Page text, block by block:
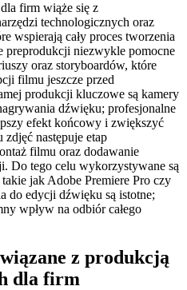
firm wiąże się z
technologicznych oraz
wspierają cały proces tworzenia
preprodukcji niezwykle pomocne
oraz storyboardów, które
filmu jeszcze przed
produkcji kluczowe są kamery
dźwięku; profesjonalne
efekt końcowy i zwiększyć
zdjęć następuje etap
filmu oraz dodawanie
Do tego celu wykorzystywane są
jak Adobe Premiere Pro czy
do edycji dźwięku są istotne;
wpływ na odbiór całego
z produkcją
dla firm